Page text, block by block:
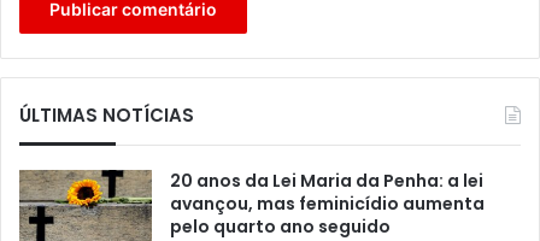
ÚLTIMAS NOTÍCIAS
20 anos da Lei Maria da Penha: a lei
avançou, mas feminicídio aumenta
pelo quarto ano seguido